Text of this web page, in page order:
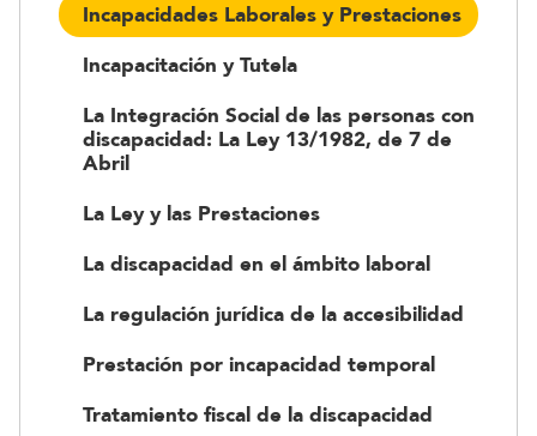
Incapacidades Laborales y Prestaciones
Incapacitación y Tutela
La Integración Social de las personas con
discapacidad: La Ley 13/1982, de 7 de
Abril
La Ley y las Prestaciones
La discapacidad en el ámbito laboral
La regulación jurídica de la accesibilidad
Prestación por incapacidad temporal
Tratamiento fiscal de la discapacidad